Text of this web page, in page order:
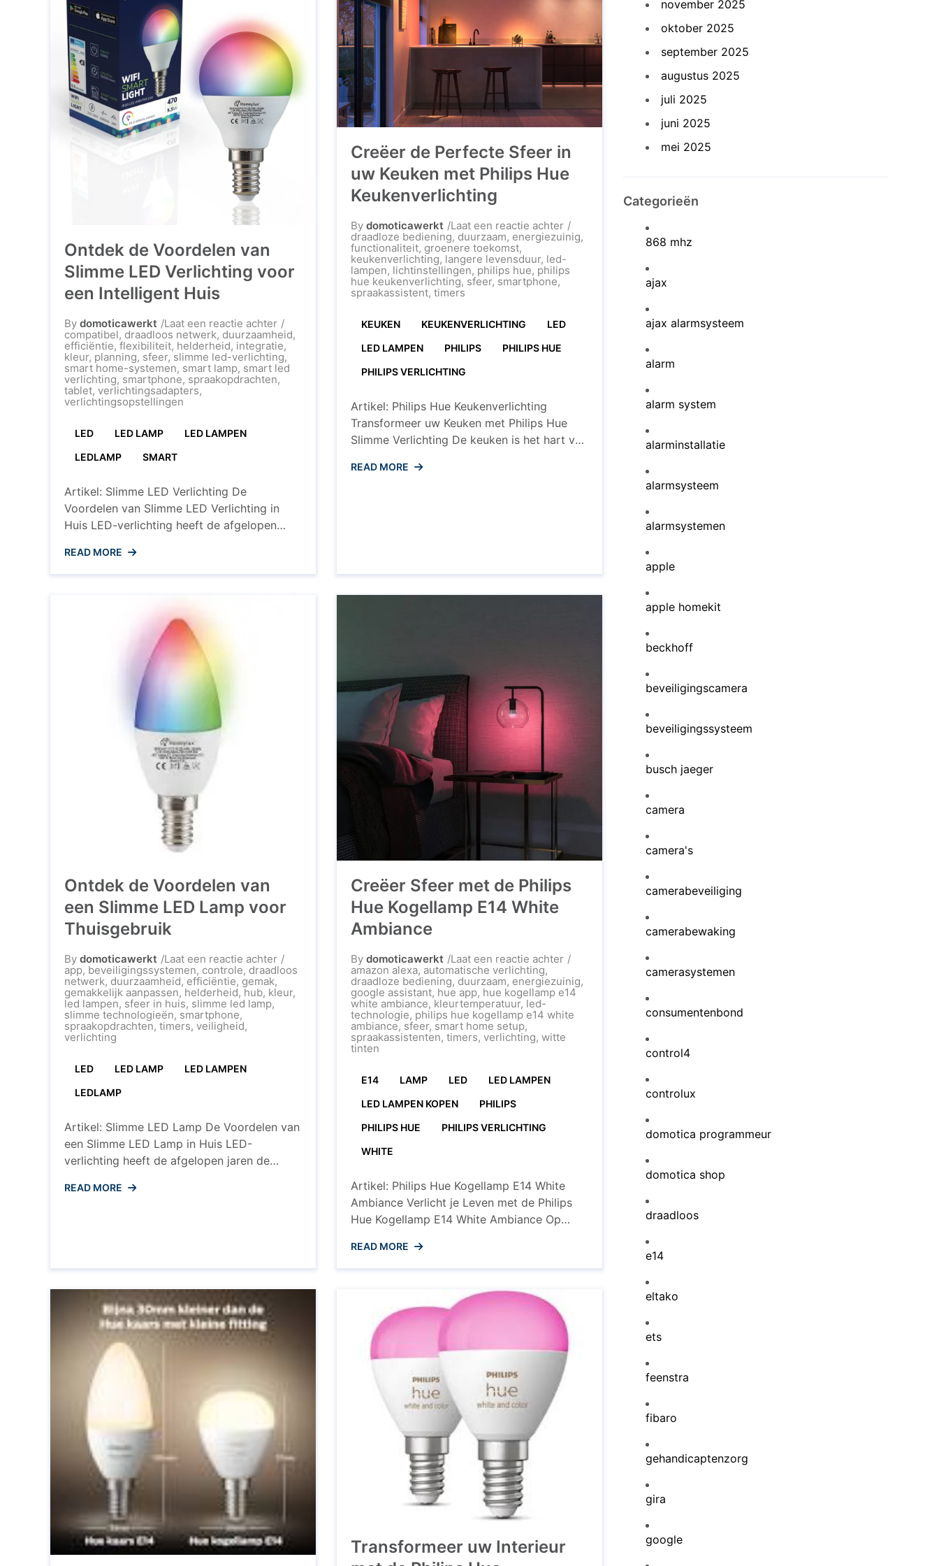
Slimme lampen zijn LED-lampen die
verbonden ...
Ontdek de Voordelen van
Slimme LED Verlichting voor
een Intelligent Huis
By domoticawerkt Laat een reactie achterop
Ontdek
de
Voordelen
van
Slimme
LED
compatibel, draadloos netwerk, duurzaamheid,
efficiëntie, flexibiliteit, helderheid, integratie,
kleur, planning, sfeer, slimme led-verlichting,
smart home-systemen, smart lamp, smart led
verlichting, smartphone, spraakopdrachten,
tablet, verlichtingsadapters,
verlichtingsopstellingen
LED LED LAMP
LED LAMPEN
LEDLAMP
SMART
Artikel: Slimme LED Verlichting De
Voordelen van Slimme LED Verlichting in
Huis LED-verlichting heeft de afgelopen
buizen vervangen vanwege de vele
voordelen die het biedt. Met de opkomst
nog geavanceerder geworden, waardoor
huiseigenaren kunnen genieten van een hele
reeks nieuwe mogelijkheden. Efficiëntie en
Duurzaamheid Een ...
READ MORE
Creëer de Perfecte Sfeer in
uw Keuken met Philips Hue
Keukenverlichting
By domoticawerkt Laat een reactie achterop
Creëer
Perfecte
Sfeer
Philips
Keukenverlichting
draadloze bediening, duurzaam, energiezuinig,
functionaliteit, groenere toekomst,
keukenverlichting, langere levensduur, led-
lampen, lichtinstellingen, philips hue, philips
hue keukenverlichting, sfeer, smartphone,
spraakassistent, timers
KEUKEN KEUKENVERLICHTING
LED
LED LAMPEN
PHILIPS
PHILIPS HUE
PHILIPS VERLICHTING
Artikel: Philips Hue Keukenverlichting
Transformeer uw Keuken met Philips Hue
Slimme Verlichting De keuken is het hart van
koken, te eten en te genieten van kostbare
READ MORE
Ontdek de Voordelen van
een Slimme LED Lamp voor
Thuisgebruik
By domoticawerkt Laat een reactie achterop
Ontdek
Voordelen
van
app, beveiligingssystemen, controle, draadloos
netwerk, duurzaamheid, efficiëntie, gemak,
gemakkelijk aanpassen, helderheid, hub, kleur,
led lampen, sfeer in huis, slimme led lamp,
slimme technologieën, smartphone,
spraakopdrachten, timers, veiligheid,
verlichting
LED LED LAMP
LED LAMPEN
LEDLAMP
Artikel: Slimme LED Lamp De Voordelen van
een Slimme LED Lamp in Huis LED-
verlichting heeft de afgelopen jaren de
veranderd. Met de opkomst van slimme
READ MORE
Creëer Sfeer met de Philips
Hue Kogellamp E14 White
Ambiance
By domoticawerkt Laat een reactie achterop
Sfeer
met
Philips
Kogellamp
amazon alexa, automatische verlichting,
draadloze bediening, duurzaam, energiezuinig,
google assistant, hue app, hue kogellamp e14
white ambiance, kleurtemperatuur, led-
technologie, philips hue kogellamp e14 white
ambiance, sfeer, smart home setup,
spraakassistenten, timers, verlichting, witte
tinten
E14 LAMP LED
LED LAMPEN
LED LAMPEN KOPEN
PHILIPS
PHILIPS HUE
PHILIPS VERLICHTING
WHITE
Artikel: Philips Hue Kogellamp E14 White
Ambiance Verlicht je Leven met de Philips
Hue Kogellamp E14 White Ambiance Op
gelegenheid? Ontdek de Philips Hue
Kogellamp E14 White Ambiance, een slimme
en veelzijdige toevoeging aan je interieur.
Met deze slimme lamp kun je moeiteloos de
sfeer in elke kamer ...
READ MORE
Transformeer uw Interieur
november 2025
oktober 2025
september 2025
augustus 2025
juli 2025
juni 2025
mei 2025
Categorieën
868 mhz
ajax
ajax alarmsysteem
alarm
alarm system
alarminstallatie
alarmsysteem
alarmsystemen
apple
apple homekit
beckhoff
beveiligingscamera
beveiligingssysteem
busch jaeger
camera
camera's
camerabeveiliging
camerabewaking
camerasystemen
consumentenbond
control4
controlux
domotica programmeur
domotica shop
draadloos
e14
eltako
ets
feenstra
fibaro
gehandicaptenzorg
gira
google